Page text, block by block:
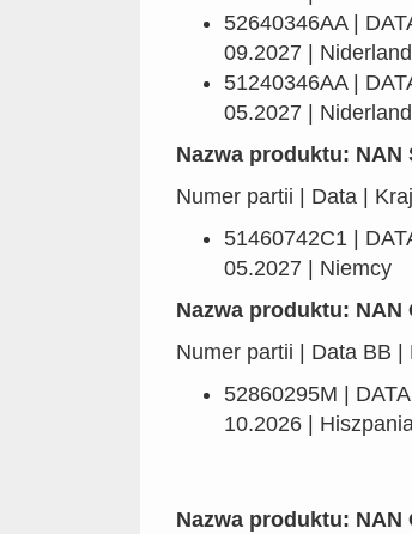
52640346AA |
09.2027 |
51240346AA |
05.2027 |
Nazwa produktu: NAN
Numer partii | Data |
51460742C1 |
05.2027 | Niemcy
Nazwa produktu: NAN
Numer partii | Data BB |
52860295M |
10.2026 |
Nazwa produktu: NAN